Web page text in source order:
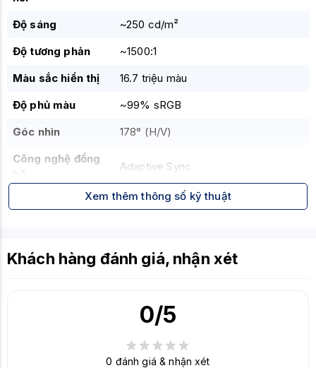
Độ sáng
~250 cd/m²
Độ tương phản
~1500:1
Màu sắc hiển thị
16.7 triệu màu
Độ phủ màu
~99% sRGB
Góc nhìn
178° (H/V)
Công nghệ đồng
Adaptive Sync
Công nghệ bảo
ASUS Eye Care (Flicker-Free, Low
75 x 75 mm
Xem thêm thông số kỹ thuật
Khách hàng đánh giá, nhận xét
0/5
0 đánh giá & nhận xét